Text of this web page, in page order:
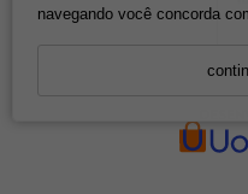
navegando você concorda